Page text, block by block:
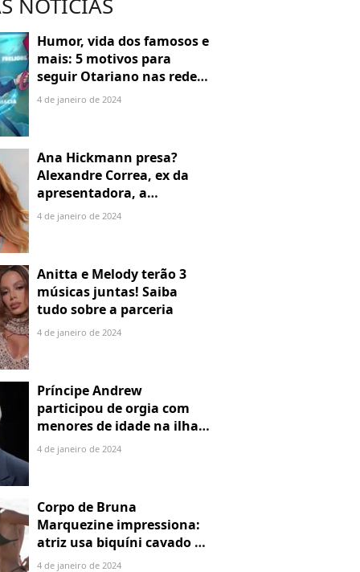
Humor, vida dos famosos e
mais: 5 motivos para
seguir Otariano nas redes
sociais
4 de janeiro de 2024
Ana Hickmann presa?
Alexandre Correa, ex da
apresentadora, a
denuncia por alienação
4 de janeiro de 2024
Anitta e Melody terão 3
músicas juntas! Saiba
tudo sobre a parceria
4 de janeiro de 2024
Príncipe Andrew
participou de orgia com
menores de idade na ilha
de Jeffrey Epstein, chefe de
4 de janeiro de 2024
Corpo de Bruna
Marquezine impressiona:
atriz usa biquíni cavado e
body chain ao chegar em
4 de janeiro de 2024